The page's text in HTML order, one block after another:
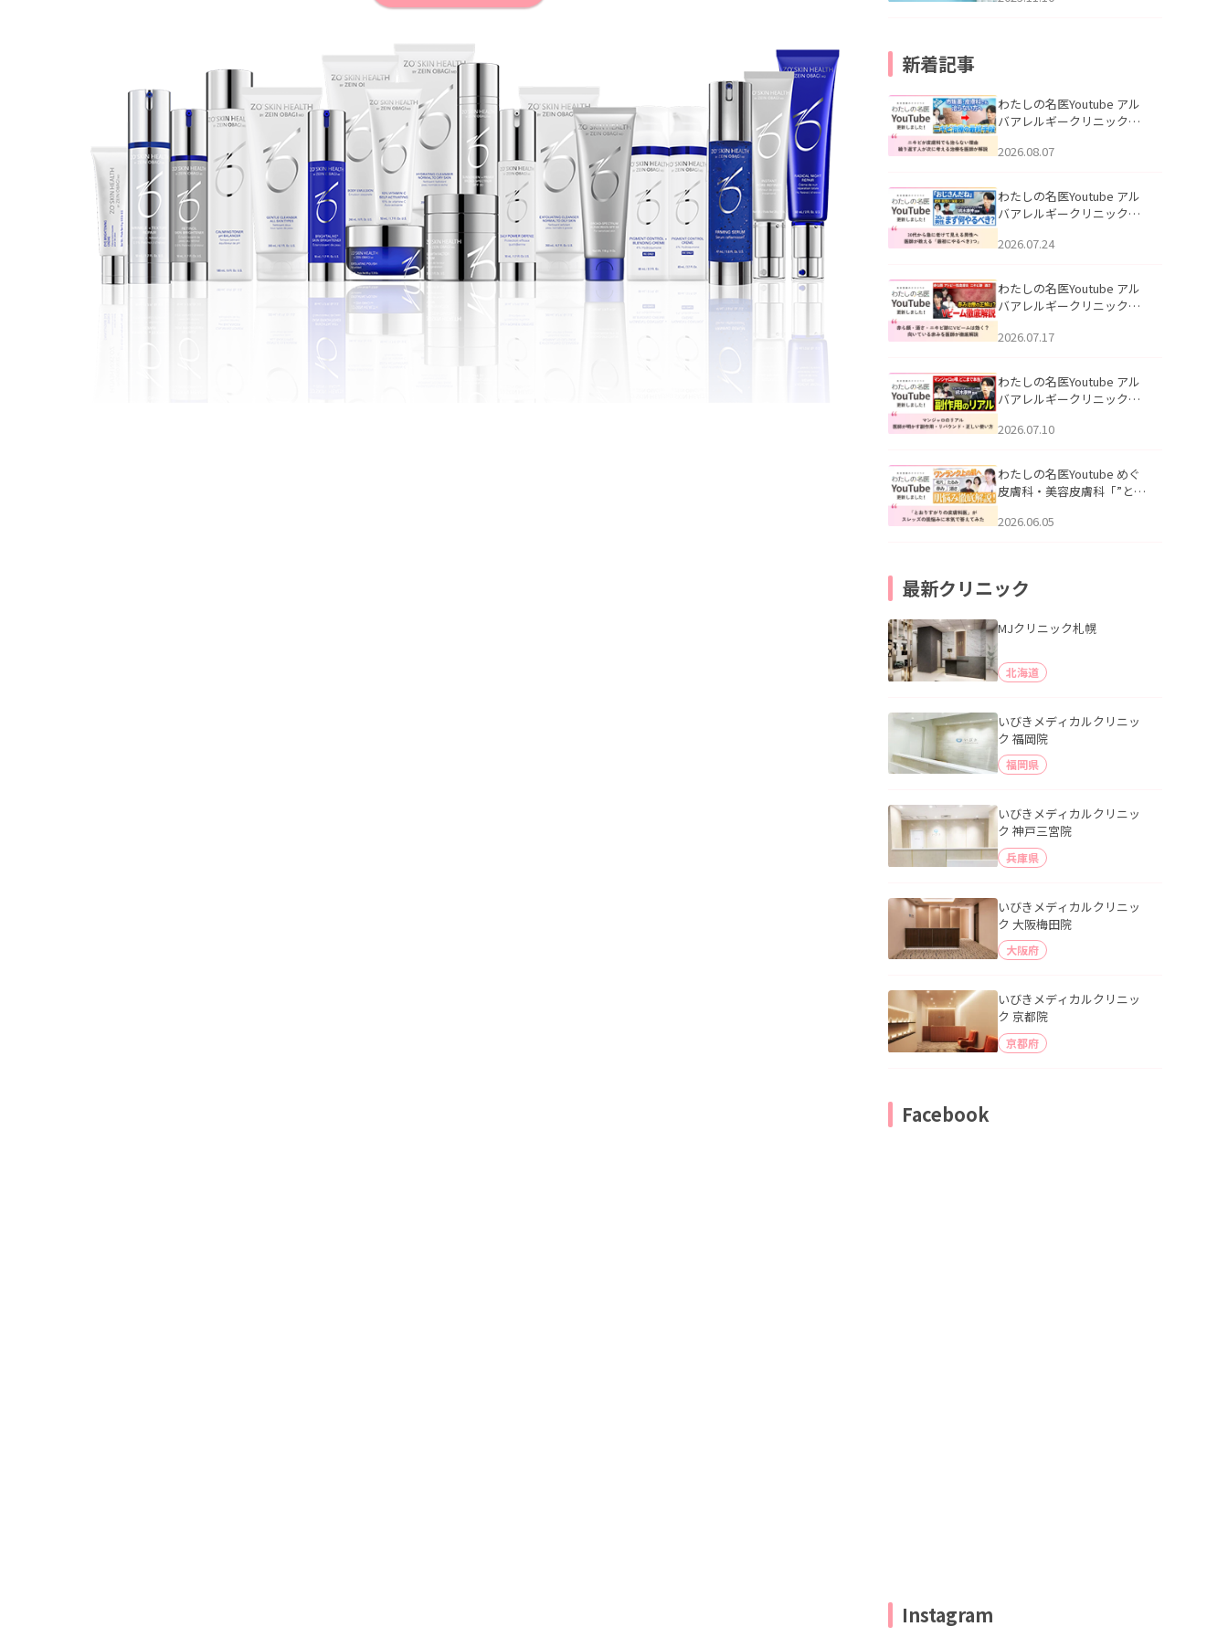
新着記事
わたしの名医Youtube アル
バアレルギークリニック札
らない理由｜繰り返す人が
説」を公開いたしました。
2026.08.07
わたしの名医Youtube アル
バアレルギークリニック札
える男性へ｜医師が教える
公開いたしました。
2026.07.24
わたしの名医Youtube アル
バアレルギークリニック札
跡にVビームは効く？向いて
説」を公開いたしました。
2026.07.17
わたしの名医Youtube アル
バアレルギークリニック札
医師が明かす副作用・リバ
公開いたしました。
2026.07.10
わたしの名医Youtube めぐ
皮膚科・美容皮膚科「”とお
ッズの肌悩みに本気で答え
2026.06.05
最新クリニック
MJクリニック札幌
北海道
いびきメディカルクリニッ
ク 福岡院
福岡県
いびきメディカルクリニッ
ク 神戸三宮院
兵庫県
いびきメディカルクリニッ
ク 大阪梅田院
大阪府
いびきメディカルクリニッ
ク 京都院
京都府
Facebook
Instagram